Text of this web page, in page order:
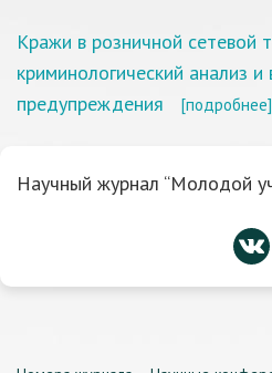
Кражи в розничной сетевой
криминологический анализ и
предупреждения
[подробнее]
Научный журнал “Молодой